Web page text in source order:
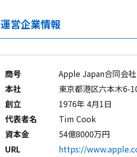
運営企業情報
商号
Apple Japan合同会社
本社
東京都港区六本木6-
創立
1976年 4月1日
代表者名
Tim Cook
資本金
54億8000万円
URL
https://